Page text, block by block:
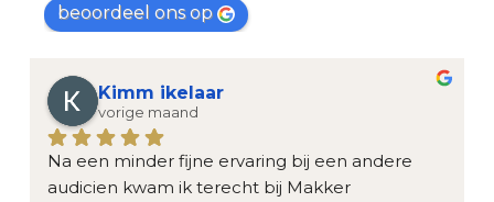
beoordeel ons op
Kimm ikelaar
vorige maand
Na een minder fijne ervaring bij een andere
audicien kwam ik terecht bij Makker